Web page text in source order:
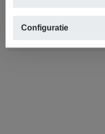
Configuratie